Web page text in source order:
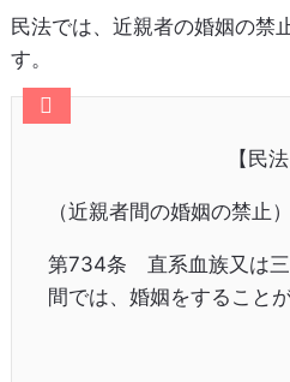
民法では、近親者の婚姻の禁
す。
【民法
（近親者間の婚姻の禁止）
第734条 直系血族又は三
間では、婚姻をすること